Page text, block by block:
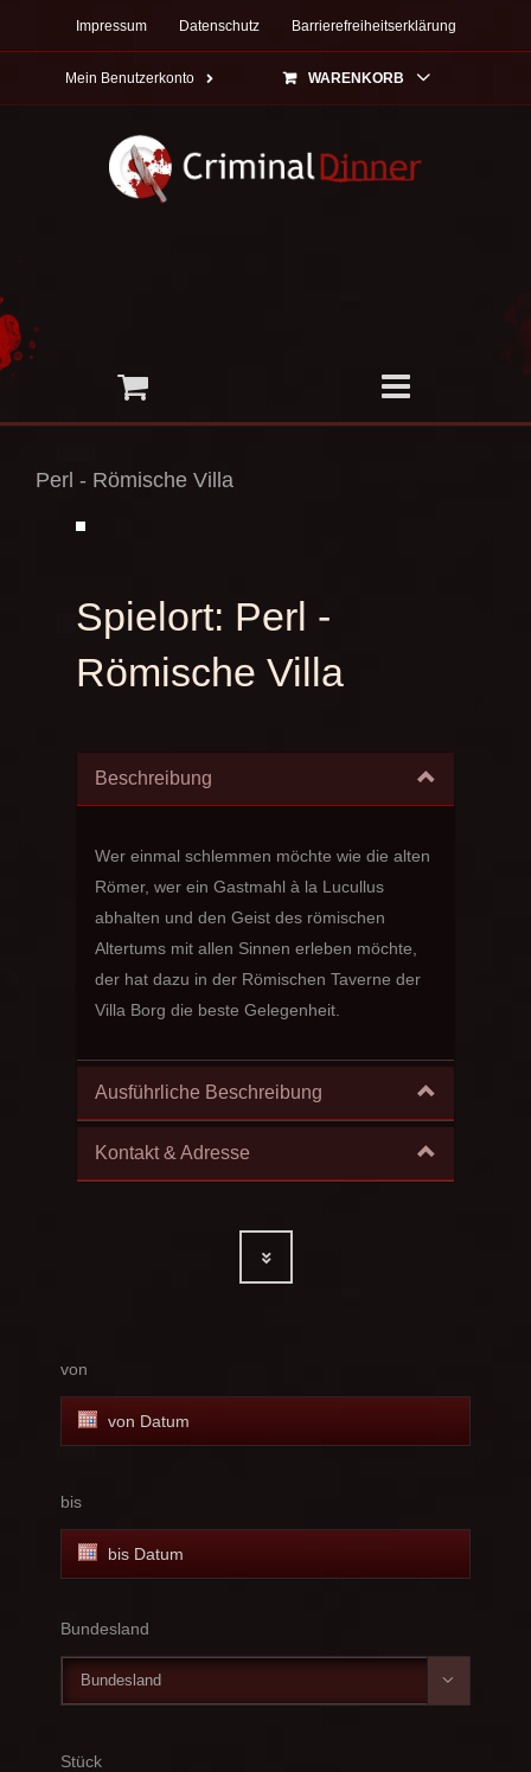
Impressum Datenschutz Barrierefreiheitserklärung
Mein Benutzerkonto WARENKORB
Perl - Römische Villa
Spielort: Perl -
Römische Villa
Beschreibung
Wer einmal schlemmen möchte wie die alten
Römer, wer ein Gastmahl à la Lucullus
abhalten und den Geist des römischen
Altertums mit allen Sinnen erleben möchte,
der hat dazu in der Römischen Taverne der
Villa Borg die beste Gelegenheit.
Ausführliche Beschreibung
Kontakt & Adresse
von
bis
Bundesland

Stück